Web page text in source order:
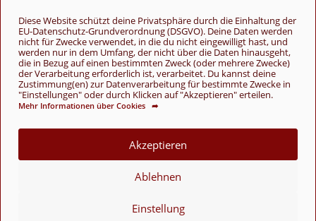
Diese Website schützt deine Privatsphäre durch die Einhaltung der
EU-Datenschutz-Grundverordnung (DSGVO). Deine Daten werden
nicht für Zwecke verwendet, in die du nicht eingewilligt hast, und
werden nur in dem Umfang, der nicht über die Daten hinausgeht,
die in Bezug auf einen bestimmten Zweck (oder mehrere Zwecke)
der Verarbeitung erforderlich ist, verarbeitet. Du kannst deine
Zustimmung(en) zur Datenverarbeitung für bestimmte Zwecke in
"Einstellungen" oder durch Klicken auf "Akzeptieren" erteilen.
Mehr Informationen über Cookies ➦
Akzeptieren
Ablehnen
Einstellung
Folge uns
© Copyright 2026 - Wolle & Schönes
VERTRAG WIDERRUFEN